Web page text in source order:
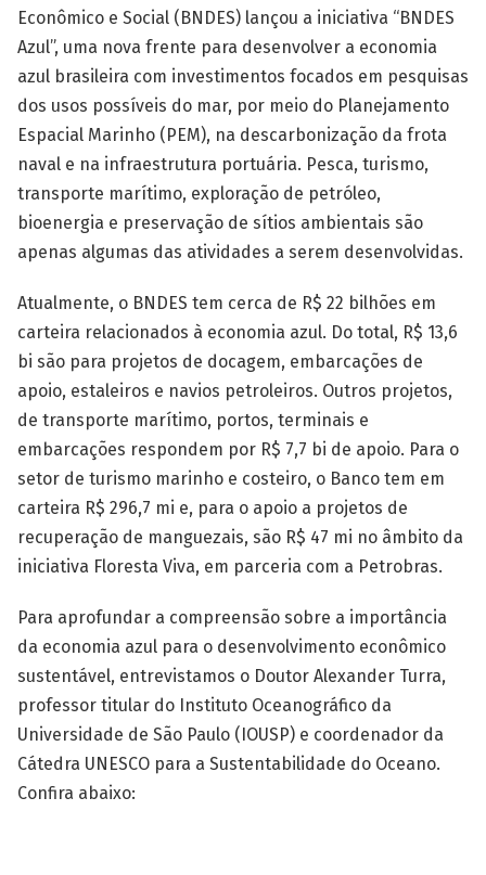
Econômico e Social (BNDES) lançou a iniciativa “BNDES
Azul”, uma nova frente para desenvolver a economia
azul brasileira com investimentos focados em pesquisas
dos usos possíveis do mar, por meio do Planejamento
Espacial Marinho (PEM), na descarbonização da frota
naval e na infraestrutura portuária. Pesca, turismo,
transporte marítimo, exploração de petróleo,
bioenergia e preservação de sítios ambientais são
apenas algumas das atividades a serem desenvolvidas.
Atualmente, o BNDES tem cerca de R$ 22 bilhões em
carteira relacionados à economia azul. Do total, R$ 13,6
bi são para projetos de docagem, embarcações de
apoio, estaleiros e navios petroleiros. Outros projetos,
de transporte marítimo, portos, terminais e
embarcações respondem por R$ 7,7 bi de apoio. Para o
setor de turismo marinho e costeiro, o Banco tem em
carteira R$ 296,7 mi e, para o apoio a projetos de
recuperação de manguezais, são R$ 47 mi no âmbito da
iniciativa Floresta Viva, em parceria com a Petrobras.
Para aprofundar a compreensão sobre a importância
da economia azul para o desenvolvimento econômico
sustentável, entrevistamos o Doutor Alexander Turra,
professor titular do Instituto Oceanográfico da
Universidade de São Paulo (IOUSP) e coordenador da
Cátedra UNESCO para a Sustentabilidade do Oceano.
Confira abaixo: